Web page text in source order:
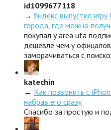
id1099677118
→ Яндекс выпустил
города, где можно
покупал у area ufa
дешевле чем у
заморачиваться с
katechin
→ Как позвонить с
набрав его сразу
Спасибо за простую и